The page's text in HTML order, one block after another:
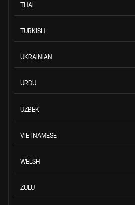
THAI
TURKISH
UKRAINIAN
URDU
UZBEK
VIETNAMESE
WELSH
ZULU